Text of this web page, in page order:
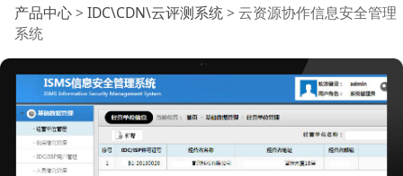
云资源协作信息安全管
理系统
产品中心> IDC\CDN\云评测系统> 云资源协作信息安全管理
系统